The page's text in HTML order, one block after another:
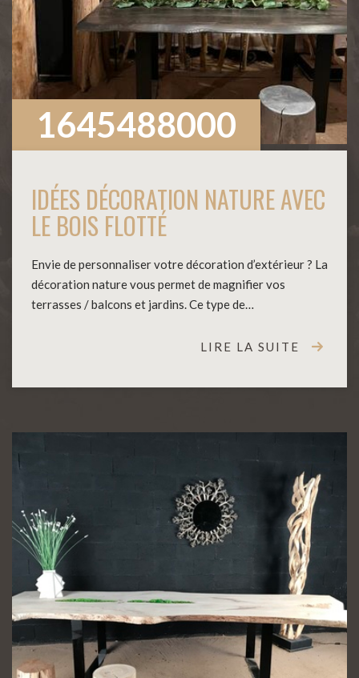
1645488000
IDÉES DÉCORATION NATURE AVEC
LE BOIS FLOTTÉ
Envie de personnaliser votre décoration d’extérieur ? La
décoration nature vous permet de magnifier vos
terrasses / balcons et jardins. Ce type de…
LIRE LA SUITE